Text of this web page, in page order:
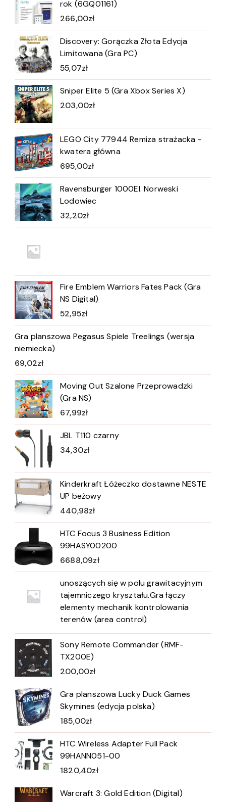
rok (6GQ01161)
266,00zł
Discovery: Gorączka Złota Edycja
Limitowana (Gra PC)
55,07zł
Sniper Elite 5 (Gra Xbox Series X)
203,00zł
LEGO City 77944 Remiza strażacka -
kwatera główna
695,00zł
Ravensburger 1000El. Norweski
Lodowiec
32,20zł
Fire Emblem Warriors Fates Pack (Gra
NS Digital)
52,95zł
Gra planszowa Pegasus Spiele Treelings (wersja
niemiecka)
69,02zł
Moving Out Szalone Przeprowadzki
(Gra NS)
67,99zł
JBL T110 czarny
34,30zł
Kinderkraft Łóżeczko dostawne NESTE
UP beżowy
440,98zł
HTC Focus 3 Business Edition
99HASY00200
6688,09zł
unoszących się w polu grawitacyjnym
tajemniczego kryształu.Gra łączy
elementy mechanik kontrolowania
terenów (area control)
Sony Remote Commander (RMF-
TX200E)
200,00zł
Gra planszowa Lucky Duck Games
Skymines (edycja polska)
185,00zł
HTC Wireless Adapter Full Pack
99HANN051-00
1820,40zł
Warcraft 3: Gold Edition (Digital)